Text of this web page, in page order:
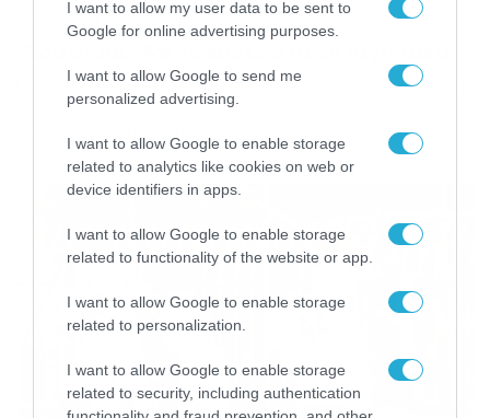
I want to allow my user data to be sent to
Google for online advertising purposes.
I want to allow Google to send me
personalized advertising.
I want to allow Google to enable storage
related to analytics like cookies on web or
device identifiers in apps.
I want to allow Google to enable storage
related to functionality of the website or app.
I want to allow Google to enable storage
related to personalization.
I want to allow Google to enable storage
related to security, including authentication
10/05/2014 23:38
Πιο γεμάτο απουσιολόγιο δεν γίνεται για τον Φωστήρα
όπου θα υποδεχθεί τον Αιγινιακό με μόλις 14
ποδοσφαιριστές στην αποστολή του (11/05 15:00), στο
πλαίσιο της 9ης αγωνιστικής των play off. Ο «Φονέας»
έχει αφήσει πίσω την ήττα (1-0) από τον Ηρακλή την
προηγούμενη αγωνιστική και θέλει να ανακάμψει κόντρα